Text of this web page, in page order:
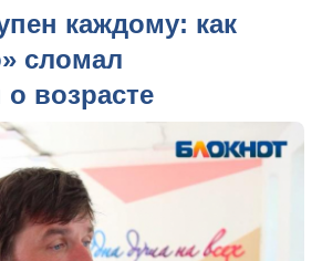
каждому: как
сломал
возрасте